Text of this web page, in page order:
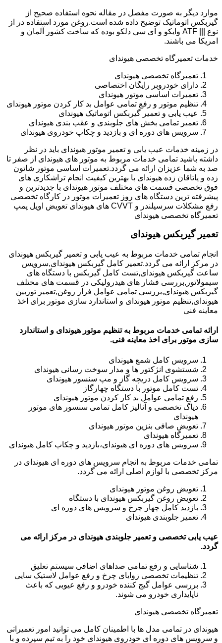
موارد دیگر به صورت مفصل در مقاله نحوه استفاده صحیح از
گیربکس اتوماتیک توضیح داده شده است.روغن مورد استفاده در از
نوع ||| ATF وایکو و ای سی دلکو بوده که ساخت کشور آلمان و
امریکا می باشند.
خدمات تعمیرگاه تخصصی هیوندای
تعمیرگاه تخصصی هیوندای
دارای خودروبر رایگان اختصاصی
تعمیرات اساسی موتور هیوندای
تنظیم موتور و رفع تمامی عوامل بد کار کردن موتور هیوندای
عیب یابی و تعمیر گیربکس اتوماتیک هیوندای
تعمیر تمامی بخش های جلوبندی و عقب بندی هیوندای
سرویس های دوره ای و بازدید و چکاپ خودروی هیوندای
در زمینه خدمات عیب یابی و تعمیر موتور هیوندای باید در نظر
داشته باشید تمامی خدمات مربوط به موتور های هیوندای از صفر تا
صد به شما عزیزان ارائه می گردد.تعمیرات اساسی موتور شاتون
زده و یاتاقان زده هیوندای با بهترین کیفیت انجام تراشکاری های
فوق تخصصی قسمت های مختلف موتور هیوندای با جدیدترین و
پیشرفته ترین دستگاه های روز تعمیرات موتور در کارگاه تخصصی
رفع مشکلات سرسیلندر و CVVT های هیوندای تعویض اویل پمپ
تعمیرگاه تخصصی هیوندای
تعمیر گیربکس هیوندای
انجام تمامی خدمات مربوط به عیب یابی و تعمیر گیربکس هیوندای
در مرکز ارائه می گردد.تعمیر کامل گیربکس هیوندای,سرویس
ساعت گیربکس هیوندای,تست کامل گیربکس با دستگاه های
سیمولاتور,بررسی فشار های هیدرولیکی در قسمت های مختلف
گیربکس هیوندای,بررسی تمامی عوامل فرار روغن,تعمیر توربین
هیوندای,تنظیم موتور هیوندای و استاندارد سازی موتور برای اخذ
معاینه فنی
ارائه تمامی خدمات مربوط به تنظیم موتور هیوندای و استاندارد
سازی موتور برای اخذ معاینه فنی.
سرویس کامل شمع هیوندای
شستشوی انژکتور ها و مدار سوخت رسانی هیوندای
سرویس کامل دریچه گاز و مپ سنسور هیوندای
تست کامل موتور با دستگاه چهارگاز
رفع تمامی عوامل بد کار کردن موتور هیوندای
دیاگ تخصصی و آنالیز کامل تمامی سنسور های موتور
هیوندای
تعویض صافی بنزین موتور هیوندای
تعمیرگاه هیوندای
سرویس های دوره ای هیوندای،بازدید و چکاپ کامل هیوندای
تمامی خدمات مربوط به انجام سرویس های دوره ای هیوندای در
مرکز تخصصی با لوازم اصلی ارائه می گردد.
تعویض روغن موتور هیوندای
تعویض روغن گیربکس هیوندای با دستگاه
بازدید کامل چهار چرخ و سرویس های دوره ای
تعمیر جلوبندی هیوندای
عیب یابی تخصصی و تعمیر جلوبندی هیوندای در مرکز ارائه می
گردد.
شناسایی و رفع تمامی صداهای اضافی سیستم تعلیق
تنظیمات تخصصی زوایای چرخ و رفع عوامل لاستیک سایی
بررسی عوامل گیج کننده خودرو و رفع عیوبی که باعث
ناپایداری خودرو می شوند.
تعمیرگاه تخصصی هیوندای
هیوندای در تمامی مدل ها با اطمینان کامل می توانید امور تعمیراتی
و سرویس های دوره ای خودروی هیوندای خود را به تیم سپرده و با